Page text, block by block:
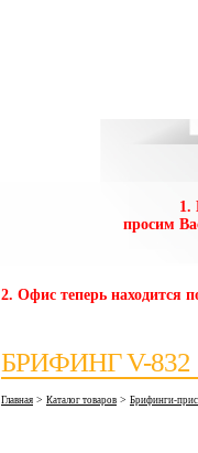
1.
просим
2. Офис теперь находится
БРИФИНГ V-832
Главная > Каталог товаров > Брифинги-